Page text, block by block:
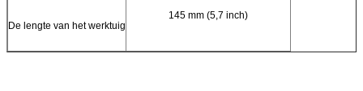
De lengte van het werktuig
145 mm (5,7 inch)